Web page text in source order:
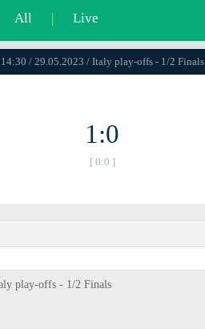
All | Live
14:30 / 29.05.2023 / Italy play-offs - 1/2 Finals
1:0
[ 0:0 ]
play-offs - 1/2 Finals